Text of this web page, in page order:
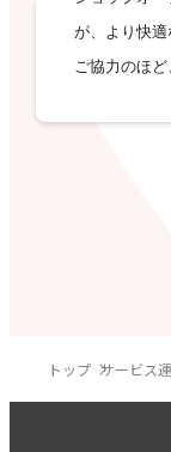
が、より快
ご協力のほど
トップ サービス